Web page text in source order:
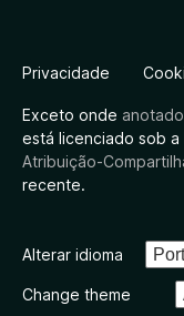
Privacidade
Exceto onde anotado
está licenciado sob a
Atribuição-
recente.
Alterar idioma
Change theme